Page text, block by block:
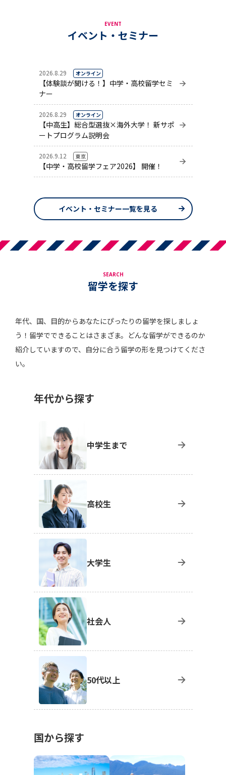
イベント・セミナー
EVENT
2026.8.29 オンライン
【体験談が聞ける！】中学・高校留学セミ
ナー
2026.8.29 オンライン
【中高生】総合型選抜×海外大学！ 新サポ
ートプログラム説明会
2026.9.12 東京
【中学・高校留学フェア2026】 開催！
イベント・セミナー一覧を見る
留学を探す
SEARCH
年代、国、目的からあなたにぴったりの留学を探しましょ
う！留学でできることはさまざま。どんな留学ができるのか
紹介していますので、自分に合う留学の形を見つけてくださ
い。
年代から探す
中学生まで
高校生
大学生
社会人
50代以上
国から探す